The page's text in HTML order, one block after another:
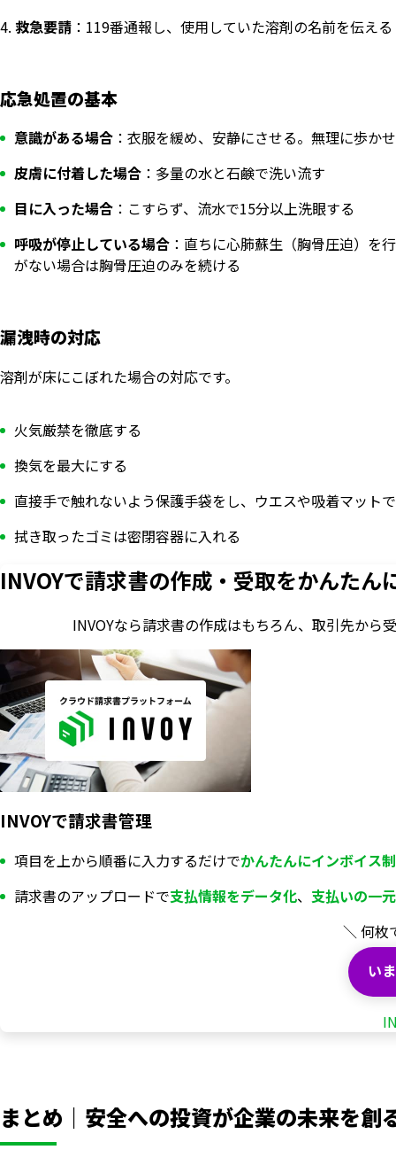
救急要請 ：119番通報し、使用していた溶剤の名前を伝える
応急処置の基本
意識がある場合 ：衣服を緩め、安静にさせる。無理に歩か
皮膚に付着した場合 ：多量の水と石鹸で洗い流す
目に入った場合 ：こすらず、流水で15分以上洗眼する
呼吸が停止している場合 ：直ちに心肺蘇生（胸骨圧迫）を
がない場合は胸骨圧迫のみを続ける
漏洩時の対応
溶剤が床にこぼれた場合の対応です。
火気厳禁を徹底する
換気を最大にする
直接手で触れないよう保護手袋をし、ウエスや吸着マット
拭き取ったゴミは密閉容器に入れる
INVOYで請求書の作成・ 受取をかんたん
INVOYなら請求書の作成はもちろん、 取引先から
INVOYで請求書管理
項目を上から順番に入力するだけでかんたんにインボイス
請求書のアップロードで支払情報をデータ化、 支払いの一
＼ 何枚
い
まとめ｜安全への投資が企業の未来を創